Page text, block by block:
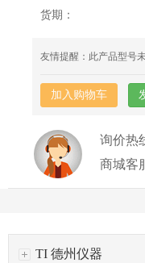
货期：
友情提醒：此产品型号
加入购物车
询价热
商城客
TI 德州仪器